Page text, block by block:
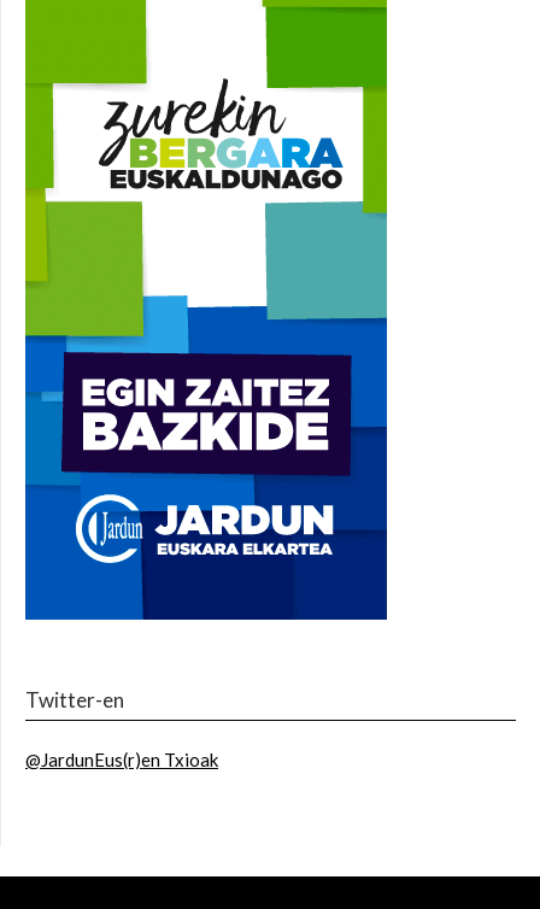
Twitter-en
@JardunEus(r)en Txioak